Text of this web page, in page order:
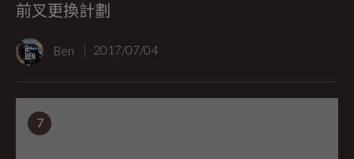
前叉更換計劃
Ben 2017/07/04
7